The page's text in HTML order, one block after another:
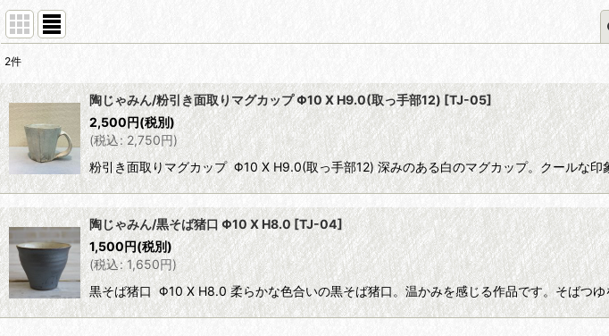
並び順:
絞り
2件
陶じゃみん/粉引き面取りマグカップ Φ10 X H9.0(取っ手部12) [TJ-05]
2,500円(税別)
(税込: 2,750円)
粉引き面取りマグカップ Φ10 X H9.0(取っ手部12) 深みのある白のマグカップ。クールな
陶じゃみん/黒そば猪口 Φ10 X H8.0 [TJ-04]
1,500円(税別)
(税込: 1,650円)
黒そば猪口 Φ10 X H8.0 柔らかな色合いの黒そば猪口。温かみを感じる作品です。そば